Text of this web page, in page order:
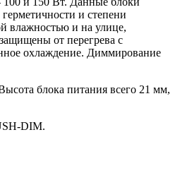
и степени
влажностью и на улице,
от перегрева с
охлаждение. Диммирование
блока питания всего 21 мм,
DIM.